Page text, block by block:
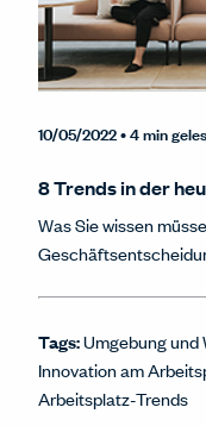
10/05/2022• 4 min
8 Trends in der
Was Sie wissen
Tags:Umgebung und
Innovation am
Arbeitsplatz-Trends